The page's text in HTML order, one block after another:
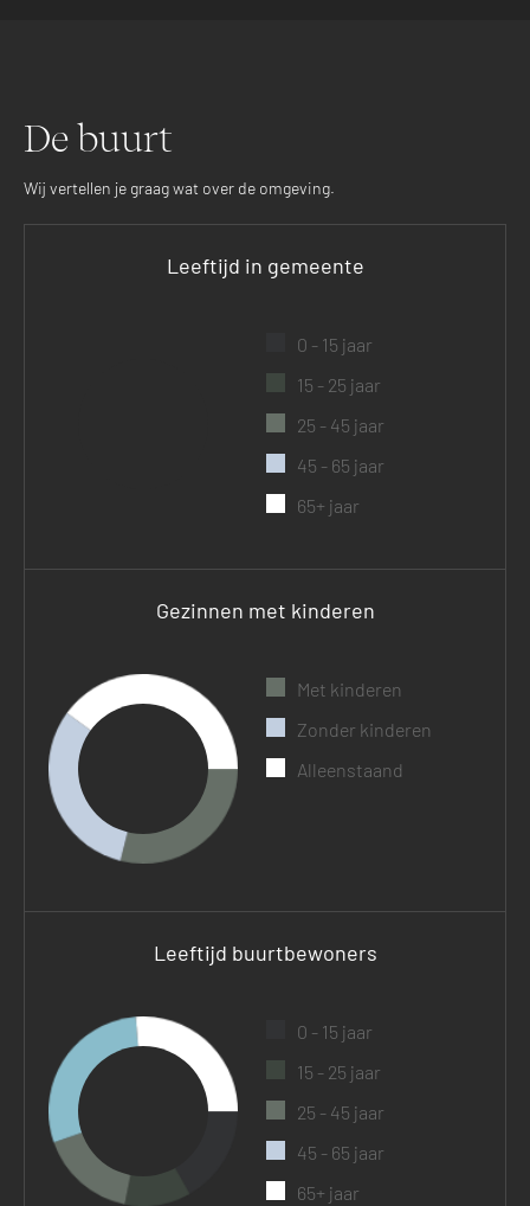
De buurt
Wij vertellen je graag wat over de omgeving.
Leeftijd in gemeente
0 - 15 jaar
15 - 25 jaar
25 - 45 jaar
45 - 65 jaar
65+ jaar
Gezinnen met kinderen
Met kinderen
Zonder kinderen
Alleenstaand
Leeftijd buurtbewoners
0 - 15 jaar
15 - 25 jaar
25 - 45 jaar
45 - 65 jaar
65+ jaar